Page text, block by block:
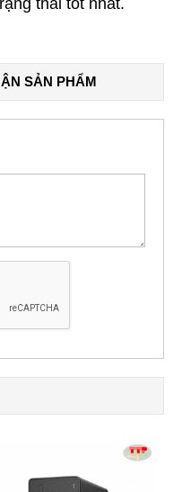
thái tốt nhất.
SẢN PHẨM